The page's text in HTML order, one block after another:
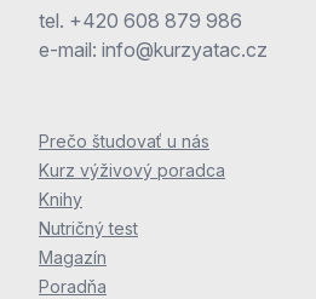
tel. +420 608 879 986
e-mail: info@kurzyatac.cz
Prečo študovať u nás
Kurz výživový poradca
Knihy
Nutričný test
Magazín
Poradňa